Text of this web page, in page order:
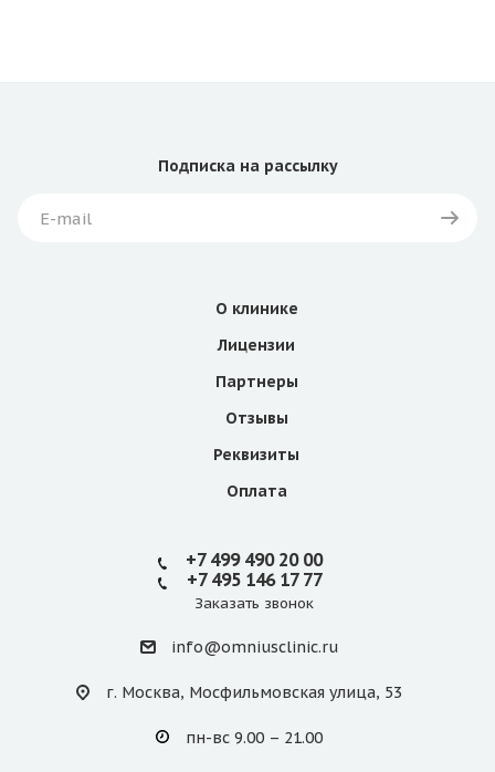
Подписка на рассылку
О клинике
Лицензии
Партнеры
Отзывы
Реквизиты
Оплата
+7 499 490 20 00
+7 495 146 17 77
Заказать звонок
info@omniusclinic.ru
г. Москва, Мосфильмовская улица, 53
пн-вс 9.00 – 21.00